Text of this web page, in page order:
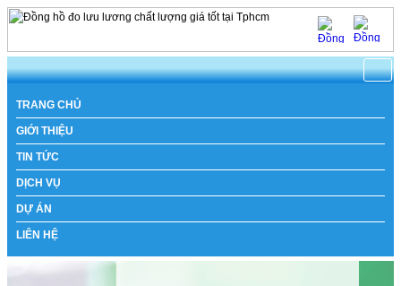
TRANG CHỦ
GIỚI THIỆU
TIN TỨC
DỊCH VỤ
DỰ ÁN
LIÊN HỆ